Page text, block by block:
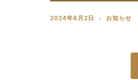
2024年6月2日 お知らせ